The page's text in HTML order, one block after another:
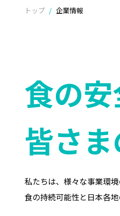
トップ 企業情報
食の
皆さ
私たちは、様々な事業環境
食の持続可能性と日本各